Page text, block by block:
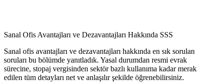
Sanal Ofis Avantajları ve Dezavantajları Hakkında SSS
Sanal ofis avantajları ve dezavantajları hakkında en sık sorulan
soruları bu bölümde yanıtladık. Yasal durumdan resmi evrak
sürecine, stopaj vergisinden sektör bazlı kullanıma kadar merak
edilen tüm detayları net ve anlaşılır şekilde öğrenebilirsiniz.